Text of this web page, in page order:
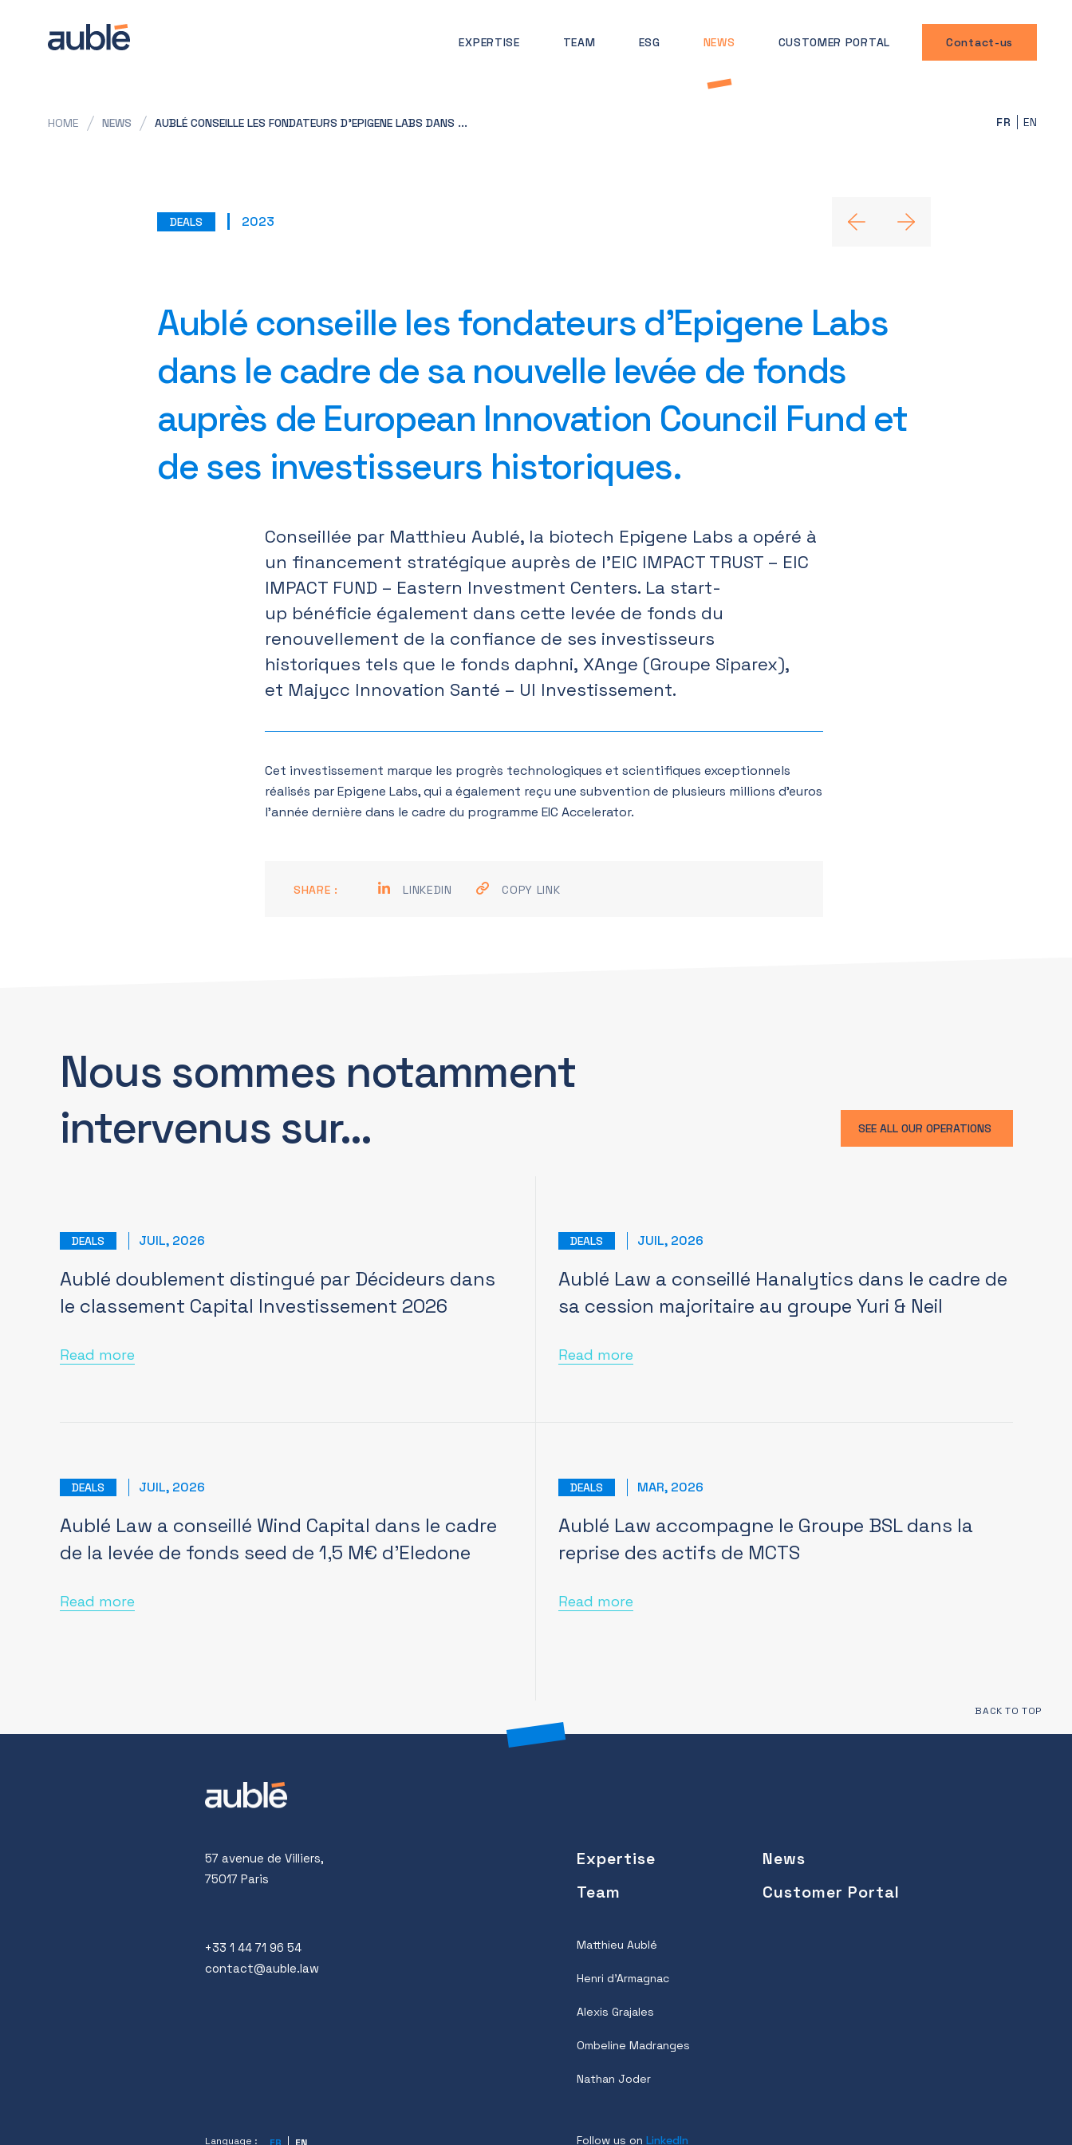
EXPERTISE TEAM ESG NEWS CUSTOMER PORTAL Contact-us
FR EN
HOME NEWS AUBLÉ CONSEILLE LES FONDATEURS D’EPIGENE LABS DANS ...
DEALS 2023
Aublé conseille les fondateurs d’Epigene Labs
dans le cadre de sa nouvelle levée de fonds
auprès de European Innovation Council Fund et
de ses investisseurs historiques.
Conseillée par Matthieu Aublé, la biotech Epigene Labs a opéré à
un financement stratégique auprès de l’EIC IMPACT TRUST – EIC
IMPACT FUND – Eastern Investment Centers. La start-
up bénéficie également dans cette levée de fonds du
renouvellement de la confiance de ses investisseurs
historiques tels que le fonds daphni, XAnge (Groupe Siparex),
et Majycc Innovation Santé – UI Investissement.
Cet investissement marque les progrès technologiques et scientifiques exceptionnels
réalisés par Epigene Labs, qui a également reçu une subvention de plusieurs millions d’euros
l’année dernière dans le cadre du programme EIC Accelerator.
SHARE : LINKEDIN COPY LINK
Nous sommes notamment
intervenus sur…
SEE ALL OUR OPERATIONS
DEALS JUIL, 2026
Aublé doublement distingué par Décideurs dans
le classement Capital Investissement 2026
Read more
DEALS JUIL, 2026
Aublé Law a conseillé Hanalytics dans le cadre de
sa cession majoritaire au groupe Yuri & Neil
Read more
DEALS JUIL, 2026
Aublé Law a conseillé Wind Capital dans le cadre
de la levée de fonds seed de 1,5 M€ d’Eledone
Read more
DEALS MAR, 2026
Aublé Law accompagne le Groupe BSL dans la
reprise des actifs de MCTS
Read more
BACK TO TOP
57 avenue de Villiers,
75017 Paris
+33 1 44 71 96 54
contact@auble.law
Expertise
News
Team
Customer Portal
Matthieu Aublé
Henri d’Armagnac
Alexis Grajales
Ombeline Madranges
Nathan Joder
Language : FR EN Follow us on LinkedIn